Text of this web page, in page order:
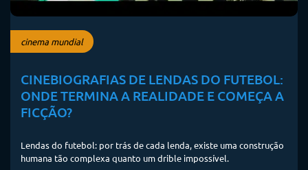
cinema mundial
CINEBIOGRAFIAS DE LENDAS DO FUTEBOL:
ONDE TERMINA A REALIDADE E COMEÇA A
FICÇÃO?
Lendas do futebol: por trás de cada lenda, existe uma construção
humana tão complexa quanto um drible impossível.